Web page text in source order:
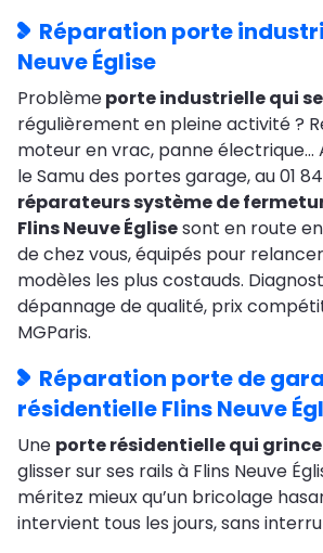
Réparation porte
Neuve Église
Problèmeporte industrielle qui
régulièrement en pleine activité ?
moteur en vrac, panne électrique…
le Samu des portes garage, au 01
réparateurs système de
Flins Neuve Églisesont en route
de chez vous, équipés pour
modèles les plus costauds.
dépannage de qualité, prix
MGParis.
Réparation porte de
résidentielle Flins Neuve
Une porte résidentielle qui grince
glisser sur ses rails à Flins Neuve
méritez mieux qu’un bricolage
intervient tous les jours, sans